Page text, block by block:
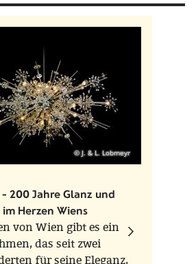
© J. & L. Lobmeyr
200 Jahre Glanz und
Herzen Wiens
von Wien gibt es ein
das seit zwei
für seine Eleganz,